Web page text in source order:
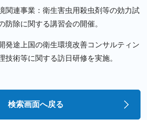
関連事業：衛生害虫用殺虫剤等の効力試
防除に関する講習会の開催。
発途上国の衛生環境改善コンサルティン
技術等に関する訪日研修を実施。
検索画面へ戻る